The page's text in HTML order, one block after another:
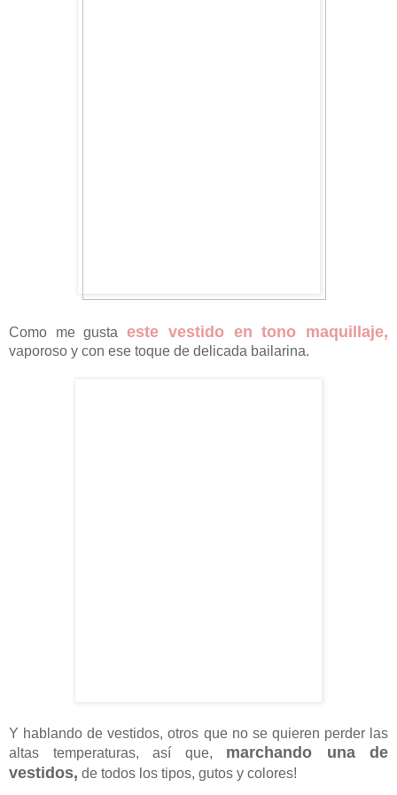
Como me gustaeste vestido en tono maquillaje,
Y hablando de vestidos, otros que no se quieren perder las
altas temperaturas, así que,marchando una de